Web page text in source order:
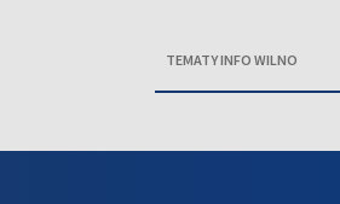
TEMATY INFO WILNO